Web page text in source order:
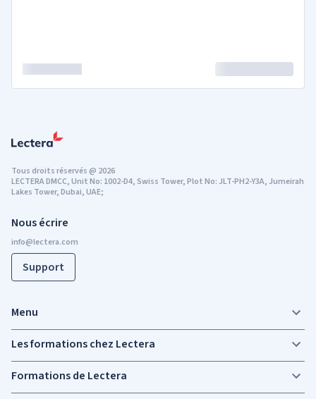
Nous écrire
Support
Tous droits réservés@ 2026
LECTERA DMCC, Unit No: 1002-D4, Swiss Tower, Plot No: JLT-PH2-Y3A, Jumeirah
Lakes Tower, Dubai, UAE;
Menu
Les formations chez Lectera
Formations de Lectera